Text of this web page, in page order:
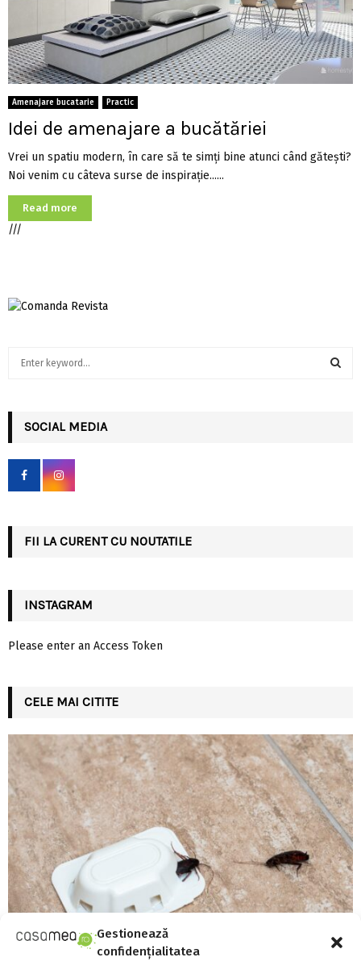
Gestionează
confidențialitatea
Amenajare bucatarie Practic
Idei de amenajare a bucătăriei
Vrei un spatiu modern, în care să te simţi bine atunci când găteşti?
Noi venim cu câteva surse de inspiraţie......
Read more
///
h
f
r
SOCIAL MEDIA
FII LA CURENT CU NOUTATILE
INSTAGRAM
Please enter an Access Token
CELE MAI CITITE